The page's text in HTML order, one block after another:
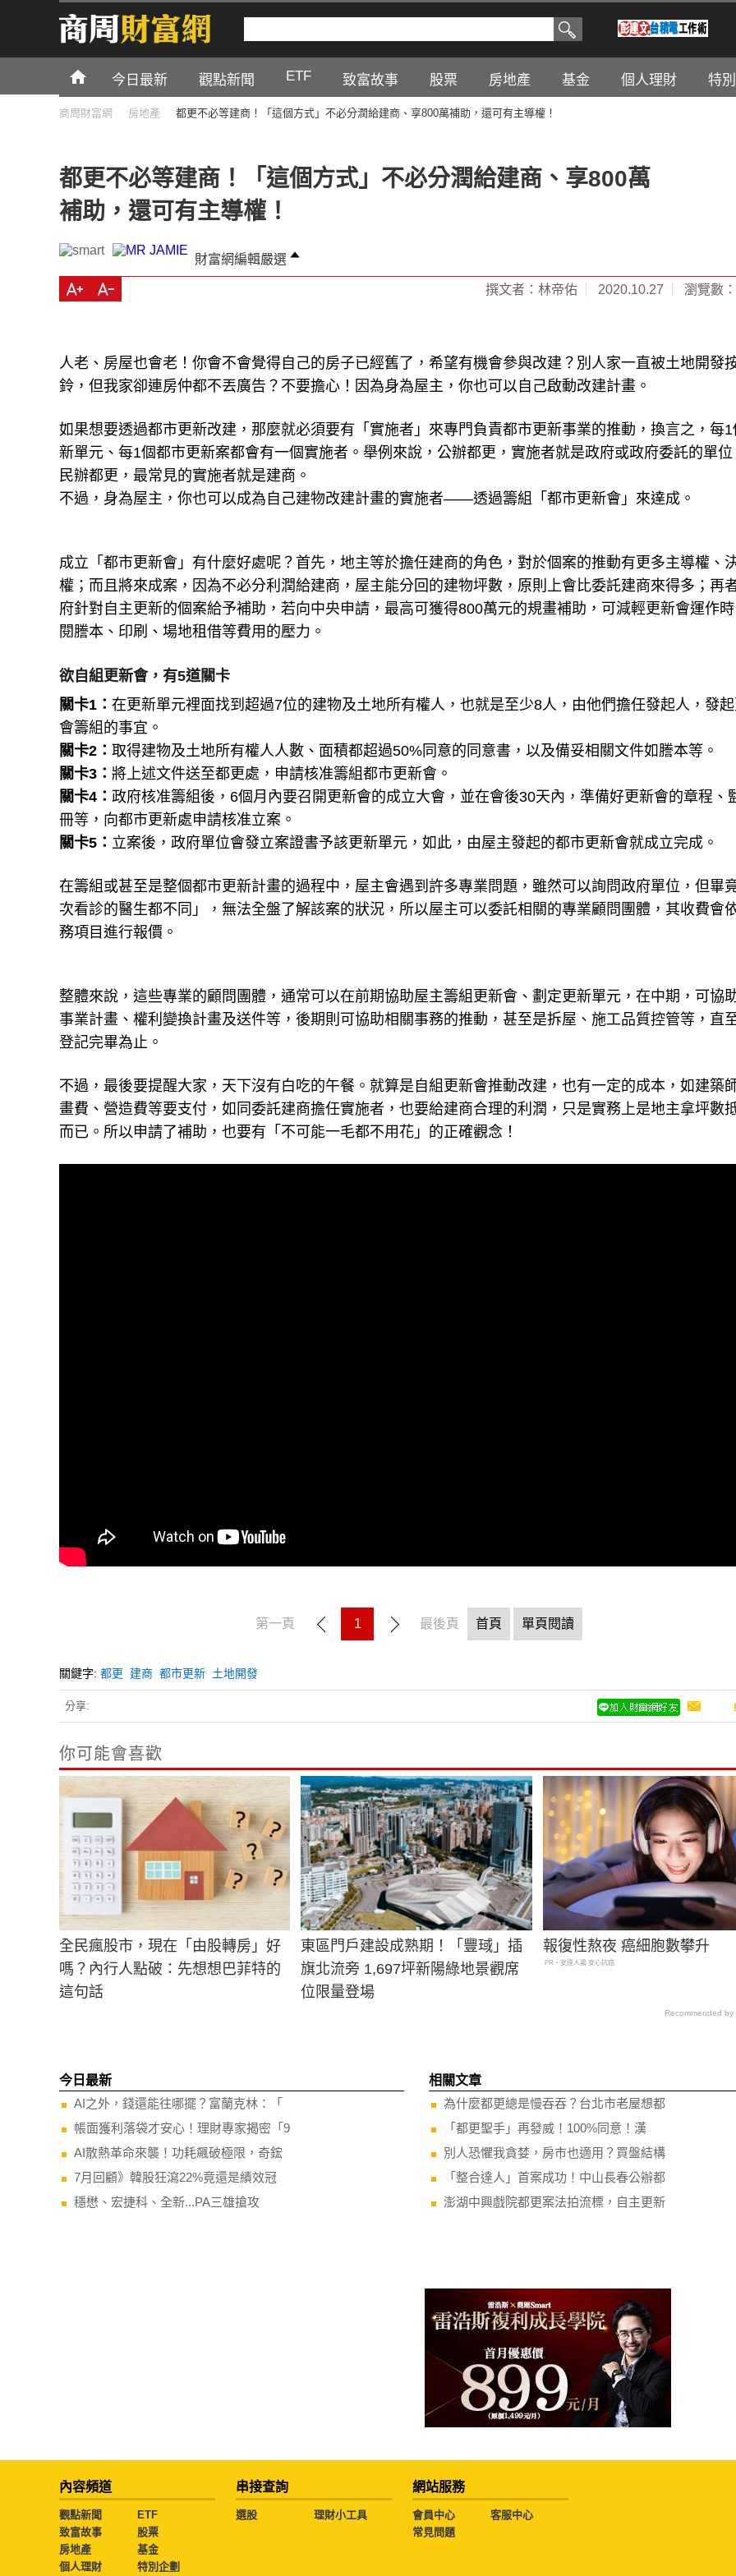
今日最新 觀點新聞 ETF 致富故事 股票 房地產 基金 個人理財 特
商周財富網 房地產 都更不必等建商！「這個方式」不必分潤給建商、享800萬補助，還可有主導權！
都更不必等建商！「這個方式」不必分潤給建商、享800萬
補助，還可有主導權！
財富網編輯嚴選
撰文者：林帝佑 2020.10.27 瀏覽數
人老、房屋也會老！你會不會覺得自己的房子已經舊了，希望有機會參與改建？別人家一直被土地開發
鈴，但我家卻連房仲都不丟廣告？不要擔心！因為身為屋主，你也可以自己啟動改建計畫。
如果想要透過都市更新改建，那麼就必須要有「實施者」來專門負責都市更新事業的推動，換言之，每1
新單元、每1個都市更新案都會有一個實施者。舉例來說，公辦都更，實施者就是政府或政府委託的單位
民辦都更，最常見的實施者就是建商。
不過，身為屋主，你也可以成為自己建物改建計畫的實施者——透過籌組「都市更新會」來達成。
成立「都市更新會」有什麼好處呢？首先，地主等於擔任建商的角色，對於個案的推動有更多主導權、
權；而且將來成案，因為不必分利潤給建商，屋主能分回的建物坪數，原則上會比委託建商來得多；再
府針對自主更新的個案給予補助，若向中央申請，最高可獲得800萬元的規畫補助，可減輕更新會運作
閱謄本、印刷、場地租借等費用的壓力。
欲自組更新會，有5道關卡
關卡1： 在更新單元裡面找到超過7位的建物及土地所有權人，也就是至少8人，由他們擔任發起人，發
會籌組的事宜。
關卡2： 取得建物及土地所有權人人數、面積都超過50%同意的同意書，以及備妥相關文件如謄本等。
關卡3： 將上述文件送至都更處，申請核准籌組都市更新會。
關卡4： 政府核准籌組後，6個月內要召開更新會的成立大會，並在會後30天內，準備好更新會的章程、
冊等，向都市更新處申請核准立案。
關卡5： 立案後，政府單位會發立案證書予該更新單元，如此，由屋主發起的都市更新會就成立完成。
在籌組或甚至是整個都市更新計畫的過程中，屋主會遇到許多專業問題，雖然可以詢問政府單位，但畢
次看診的醫生都不同」，無法全盤了解該案的狀況，所以屋主可以委託相關的專業顧問團體，其收費會
務項目進行報價。
整體來說，這些專業的顧問團體，通常可以在前期協助屋主籌組更新會、劃定更新單元，在中期，可協
事業計畫、權利變換計畫及送件等，後期則可協助相關事務的推動，甚至是拆屋、施工品質控管等，直
登記完畢為止。
不過，最後要提醒大家，天下沒有白吃的午餐。就算是自組更新會推動改建，也有一定的成本，如建築
畫費、營造費等要支付，如同委託建商擔任實施者，也要給建商合理的利潤，只是實務上是地主拿坪數
而已。所以申請了補助，也要有「不可能一毛都不用花」的正確觀念！
第一頁 1 最後頁 首頁 單頁閱讀
關鍵字: 都更 建商 都市更新 土地開發
分享:
你可能會喜歡
全民瘋股市，現在「由股轉房」好
嗎？內行人點破：先想想巴菲特的
這句話
東區門戶建設成熟期！「豐琙」插
旗北流旁 1,697坪新陽綠地景觀席
位限量登場
報復性熬夜 癌細胞數攀升
PR・安達人壽 安心抗癌
Recommended by
今日最新
AI之外，錢還能往哪擺？富蘭克林：「
帳面獲利落袋才安心！理財專家揭密「9
AI散熱革命來襲！功耗飆破極限，奇鋐
7月回顧》韓股狂瀉22%竟還是績效冠
穩懋、宏捷科、全新...PA三雄搶攻
相關文章
為什麼都更總是慢吞吞？台北市老屋想都
「都更聖手」再發威！100%同意！漢
別人恐懼我貪婪，房市也適用？買盤結構
「整合達人」首案成功！中山長春公辦都
澎湖中興戲院都更案法拍流標，自主更新
內容頻道
觀點新聞
ETF
致富故事
股票
房地產
基金
個人理財
特別企劃
串接查詢
選股 理財小工具
網站服務
會員中心
客服中心
常見問題